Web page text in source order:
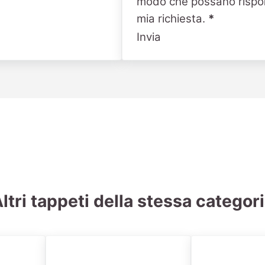
mia richiesta. *
Invia
tappeti della stessa